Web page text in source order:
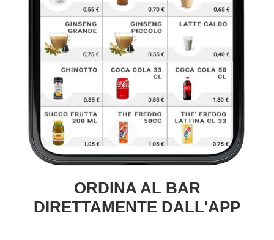
ORDINA AL BAR
DIRETTAMENTE DALL'APP